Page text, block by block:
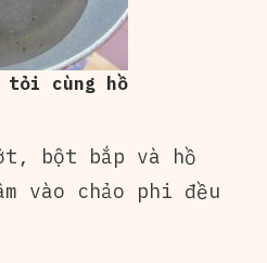
tỏi cùng hồ
bột bắp và hồ
vào chảo phi đều